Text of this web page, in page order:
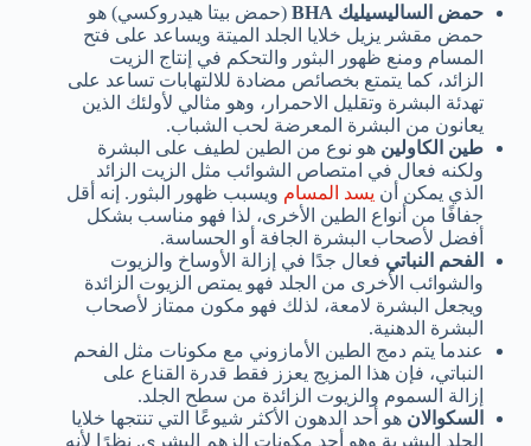
حمض الساليسيليك BHA
(حمض بيتا هيدروكسي) هو
حمض مقشر يزيل خلايا الجلد الميتة ويساعد على فتح
المسام ومنع ظهور البثور والتحكم في إنتاج الزيت
الزائد، كما يتمتع بخصائص مضادة للالتهابات تساعد على
تهدئة البشرة وتقليل الاحمرار، وهو مثالي لأولئك الذين
يعانون من البشرة المعرضة لحب الشباب.
طين الكاولين هو نوع من الطين لطيف على البشرة
ولكنه فعال في امتصاص الشوائب مثل الزيت الزائد
الذي يمكن أن يسد المسام ويسبب ظهور البثور. إنه أقل
جفافًا من أنواع الطين الأخرى، لذا فهو مناسب بشكل
أفضل لأصحاب البشرة الجافة أو الحساسة.
الفحم النباتي فعال جدًا في إزالة الأوساخ والزيوت
والشوائب الأخرى من الجلد فهو يمتص الزيوت الزائدة
ويجعل البشرة لامعة، لذلك فهو مكون ممتاز لأصحاب
البشرة الدهنية.
عندما يتم دمج الطين الأمازوني مع مكونات مثل الفحم
النباتي، فإن هذا المزيج يعزز فقط قدرة القناع على
إزالة السموم والزيوت الزائدة من سطح الجلد.
السكوالان هو أحد الدهون الأكثر شيوعًا التي تنتجها خلايا
الجلد البشرية وهو أحد مكونات الزهم البشري. نظرًا لأنه